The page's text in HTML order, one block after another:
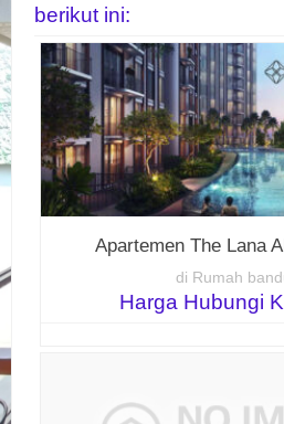
berikut ini:
Apartemen The Lana
di Rumah
Harga Hubungi